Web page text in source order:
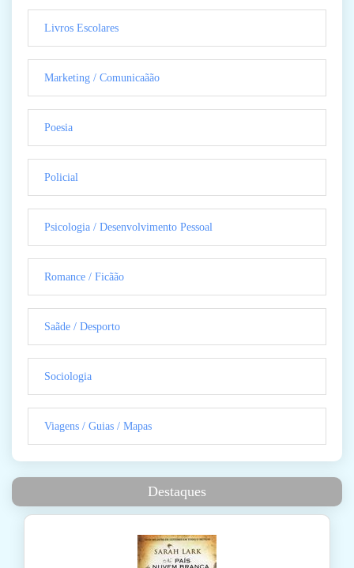
Livros Escolares
Marketing / Comunicaãão
Poesia
Policial
Psicologia / Desenvolvimento Pessoal
Romance / Ficãão
Saãde / Desporto
Sociologia
Viagens / Guias / Mapas
Destaques